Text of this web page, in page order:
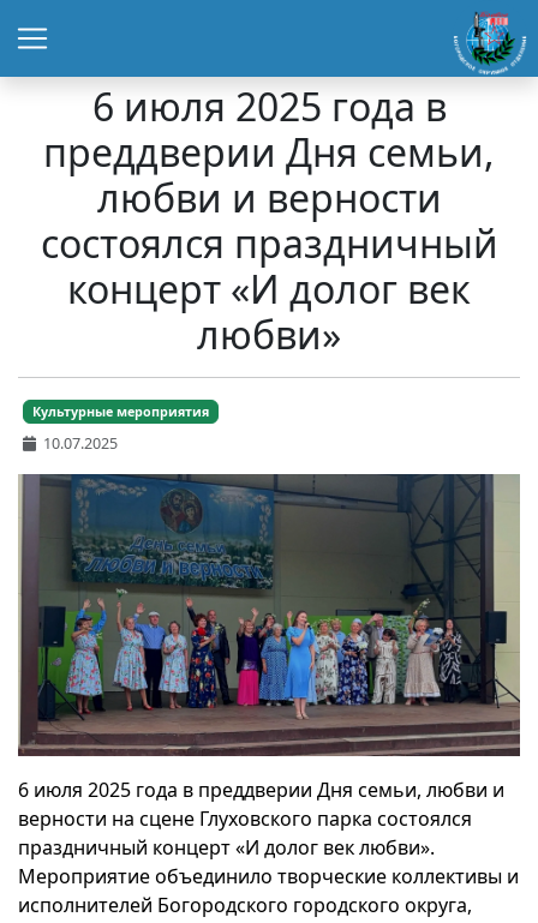
6 июля 2025 года в
преддверии Дня семьи,
любви и верности
состоялся праздничный
концерт «И долог век
любви»
Культурные мероприятия
10.07.2025
6 июля 2025 года в преддверии Дня семьи, любви и
верности на сцене Глуховского парка состоялся
праздничный концерт «И долог век любви».
Мероприятие объединило творческие коллективы и
исполнителей Богородского городского округа,